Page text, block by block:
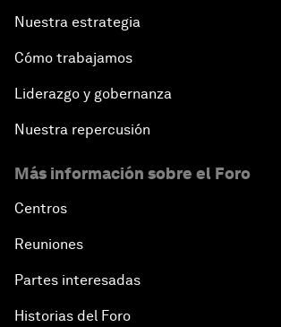
Nuestra estrategia
Cómo trabajamos
Liderazgo y gobernanza
Nuestra repercusión
Más información sobre el Foro
Centros
Reuniones
Partes interesadas
Historias del Foro